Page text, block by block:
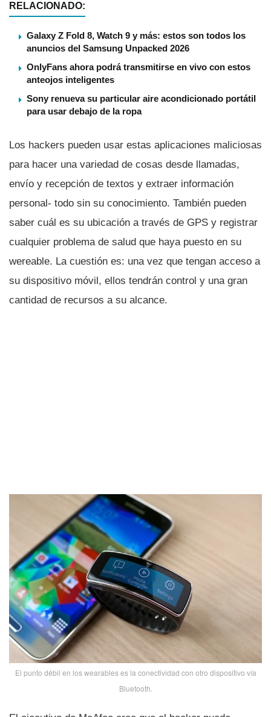
RELACIONADO:
Galaxy Z Fold 8, Watch 9 y más: estos son todos los
anuncios del Samsung Unpacked 2026
OnlyFans ahora podrá transmitirse en vivo con estos
anteojos inteligentes
Sony renueva su particular aire acondicionado portátil
para usar debajo de la ropa
Los hackers pueden usar estas aplicaciones maliciosas
para hacer una variedad de cosas desde llamadas,
enví­o y recepción de textos y extraer información
personal- todo sin su conocimiento. También pueden
saber cuál es su ubicación a través de GPS y registrar
cualquier problema de salud que haya puesto en su
wereable. La cuestión es: una vez que tengan acceso a
su dispositivo móvil, ellos tendrán control y una gran
cantidad de recursos a su alcance.
El punto débil en los wearables es la conectividad con otro dispositivo ví­a
Bluetooth.